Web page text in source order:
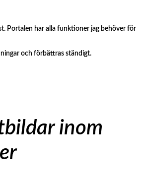
Portalen har alla funktioner jag behöver för
och förbättras ständigt.
inom